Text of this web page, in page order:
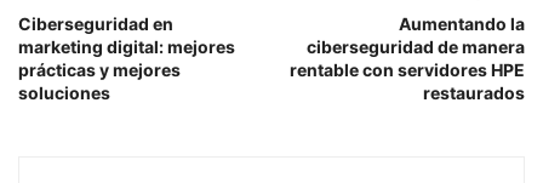
Ciberseguridad en
marketing digital: mejores
prácticas y mejores
soluciones
Aumentando la
ciberseguridad de manera
rentable con servidores HPE
restaurados